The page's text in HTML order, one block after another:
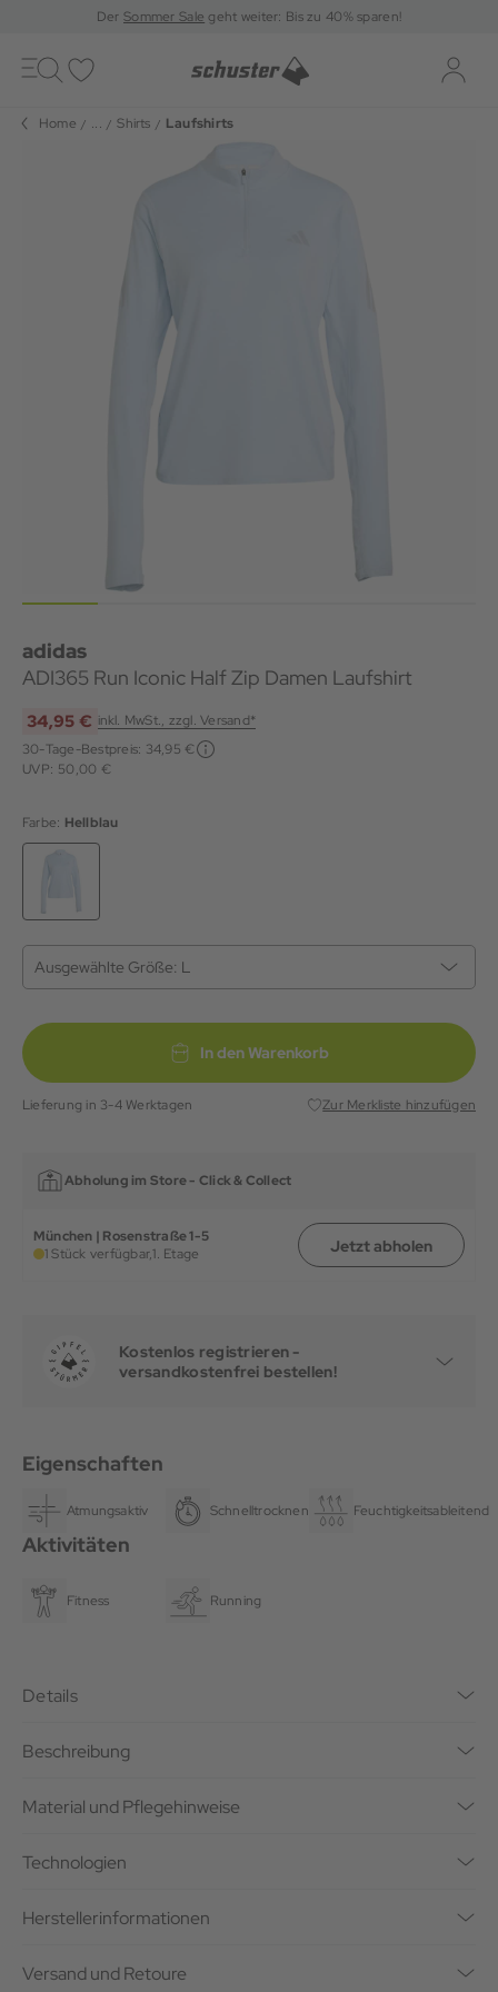
DerSommer Sale geht weiter: Bis zu 40% sparen!
Toggle
navigation
Home ... Shirts Laufshirts
adidas
ADI365 Run Iconic Half Zip Damen Laufshirt
34,95 € inkl. MwSt., zzgl. Versand*
30-Tage-Bestpreis: 34,95 €
UVP: 50,00 €
Farbe: Hellblau
Ausgewählte Größe: L
In den Warenkorb
Lieferung in 3-4 Werktagen Zur Merkliste hinzufügen
Abholung im Store - Click & Collect
München | Rosenstraße 1-5
1 Stück verfügbar,1. Etage Jetzt abholen
Kostenlos registrieren -
versandkostenfrei bestellen!
Eigenschaften
Atmungsaktiv Schnelltrocknend Feuchtigkeitsableitend
Aktivitäten
Fitness Running
Details
Beschreibung
Material und Pflegehinweise
Technologien
Herstellerinformationen
Versand und Retoure